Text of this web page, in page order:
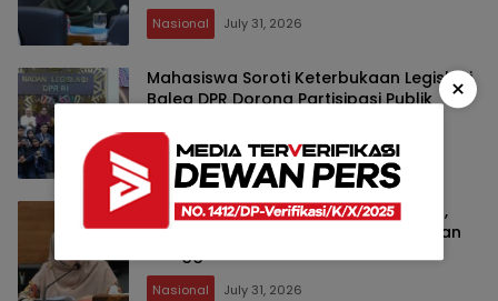
Nasional July 31, 2026
Mahasiswa Soroti Keterbukaan Legislasi,
Baleg DPR Dorong Partisipasi Publik
Nasional July 31, 2026
Putusan MK Pisahkan Anggaran MBG,
Kurniasih Ingatkan Pemerintah Jangan
Nasional July 31, 2026
×